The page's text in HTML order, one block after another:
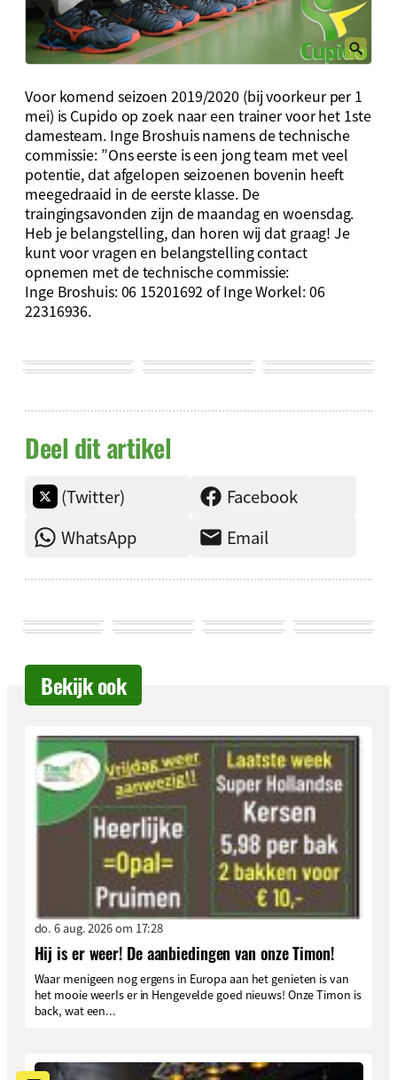
Voor komend seizoen 2019/2020 (bij voorkeur per 1
mei) is Cupido op zoek naar een trainer voor het 1ste
damesteam. Inge Broshuis namens de technische
commissie: ”Ons eerste is een jong team met veel
potentie, dat afgelopen seizoenen bovenin heeft
meegedraaid in de eerste klasse. De
traingingsavonden zijn de maandag en woensdag.
Heb je belangstelling, dan horen wij dat graag! Je
kunt voor vragen en belangstelling contact
opnemen met de technische commissie:
Inge Broshuis: 06 15201692 of Inge Workel: 06
22316936.
Deel dit artikel
(Twitter)
Facebook
WhatsApp
Email
Bekijk ook
do. 6 aug. 2026 om 17:28
Hij is er weer! De aanbiedingen van onze Timon!
Waar menigeen nog ergens in Europa aan het genieten is van
het mooie weerIs er in Hengevelde goed nieuws! Onze Timon is
back, wat een...